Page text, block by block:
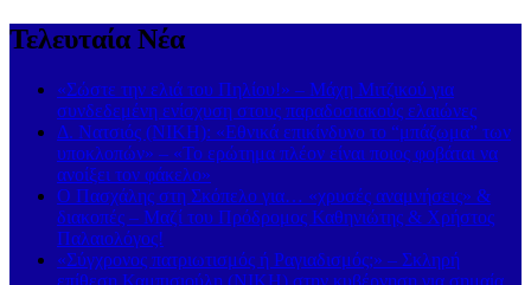
Τελευταία Νέα
«Σώστε την ελιά του Πηλίου!» – Μάχη Μιτζικού για
συνδεδεμένη ενίσχυση στους παραδοσιακούς ελαιώνες
Δ. Νατσιός (ΝΙΚΗ): «Εθνικά επικίνδυνο το “μπάζωμα” των
υποκλοπών» – «Το ερώτημα πλέον είναι ποιος φοβάται να
ανοίξει τον φάκελο»
Ο Πασχάλης στη Σκόπελο για… «χρυσές αναμνήσεις» &
διακοπές – Μαζί του Πρόδρομος Καθηνιώτης & Χρήστος
Παλαιολόγος!
«Σύγχρονος πατριωτισμός ή Ραγιαδισμός;» – Σκληρή
επίθεση Καμπισιούλη (ΝΙΚΗ) στην κυβέρνηση για σημαία,